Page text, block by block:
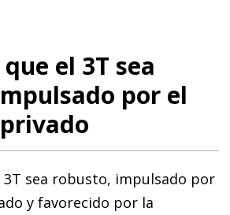
el 3T sea
por el
3T sea robusto, impulsado por
y favorecido por la